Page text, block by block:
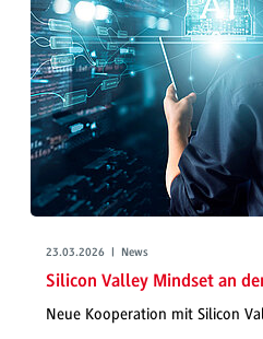
23.03.2026 | News
Silicon Valley Mindset an
Neue Kooperation mit Silicon